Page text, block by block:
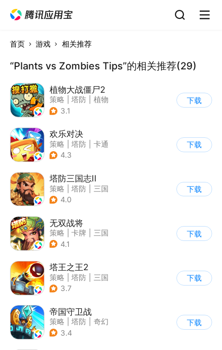
首页 游戏 相关推荐
“Plants vs Zombies Tips”的相关推荐(29)
植物大战僵尸2
策略 塔防
植物
| 植物大战僵尸
3.1
下载
欢乐对决
策略 塔防
卡通
| 卡牌
4.3
下载
塔防三国志II
策略 塔防
三国
| 卡通
4.0
下载
无双战将
策略 卡牌
三国
| 中国风
4.1
下载
塔王之王2
策略 塔防
三国
| 中国风
3.7
下载
帝国守卫战
策略 塔防
奇幻
| 卡通
3.4
下载